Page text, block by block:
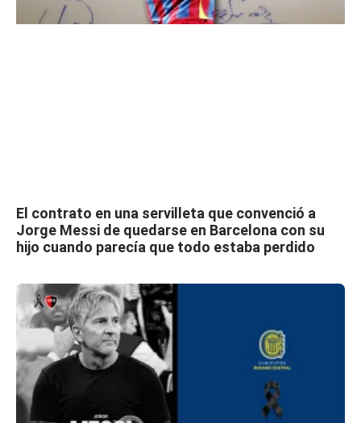
El contrato en una servilleta que convenció a
Jorge Messi de quedarse en Barcelona con su
hijo cuando parecía que todo estaba perdido